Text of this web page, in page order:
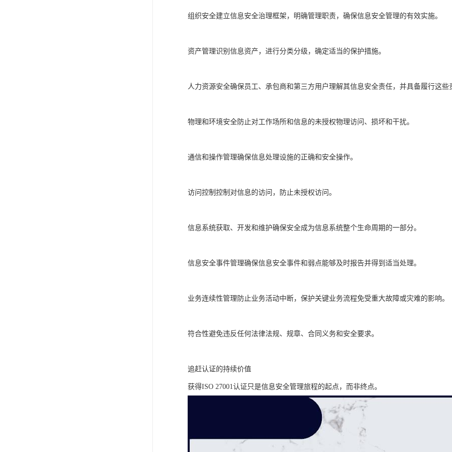
组织安全建立信息安全治理框架，明确管理职责，确保信息安全管理的有效实施。
资产管理识别信息资产，进行分类分级，确定适当的保护措施。
人力资源安全确保员工、承包商和第三方用户理解其信息安全责任，并具备履行这些
物理和环境安全防止对工作场所和信息的未授权物理访问、损坏和干扰。
通信和操作管理确保信息处理设施的正确和安全操作。
访问控制控制对信息的访问，防止未授权访问。
信息系统获取、开发和维护确保安全成为信息系统整个生命周期的一部分。
信息安全事件管理确保信息安全事件和弱点能够及时报告并得到适当处理。
业务连续性管理防止业务活动中断，保护关键业务流程免受重大故障或灾难的影响。
符合性避免违反任何法律法规、规章、合同义务和安全要求。
追赶认证的持续价值
获得ISO 27001认证只是信息安全管理旅程的起点，而非终点。